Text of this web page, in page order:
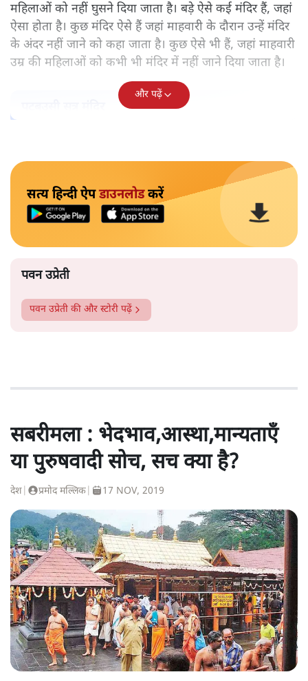
महिलाओं को नहीं घुसने दिया जाता है। बड़े ऐसे कई मंदिर हैं, जहां
ऐसा होता है। कुछ मंदिर ऐसे हैं जहां माहवारी के दौरान उन्हें मंदिर
के अंदर नहीं जाने को कहा जाता है। कुछ ऐसे भी हैं, जहां माहवारी
उम्र की महिलाओं को कभी भी मंदिर में नहीं जाने दिया जाता है।
और पढ़ें
सत्य हिन्दी ऐपडाउनलोडकरें
पवन उप्रेती
पवन उप्रेती की और स्टोरी पढ़ें
सबरीमला : भेदभाव,आस्था,मान्यताएँ
या पुरुषवादी सोच, सच क्या है?
देश प्रमोद मल्लिक 17 NOV, 2019